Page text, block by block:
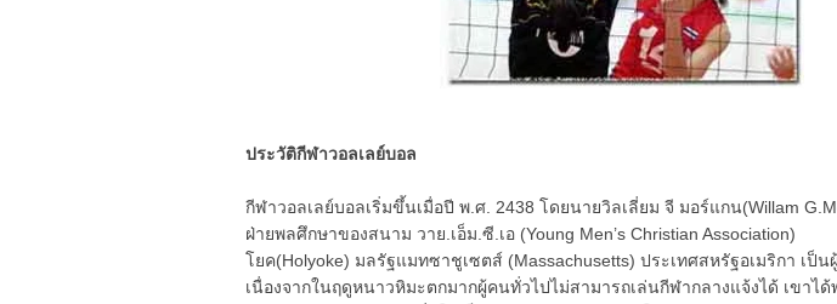
ประวัติกีฬาวอลเลย์บอล
กีฬาวอลเลย์บอลเริ่มขึ้นเมื่อปี พ.ศ. 2438 โดยนายวิลเลี่ยม จี มอร์แกน(Willam
ฝ่ายพลศึกษาของสนาม วาย.เอ็ม.ซี.เอ (Young Men’s Christian
โยค(Holyoke) มลรัฐแมทซาชูเซตส์ (Massachusetts) ประเทศสหรัฐอเมริกา เป็
เนื่องจากในฤดูหนาวหิมะตกมากผู้คนทั่วไปไม่สามารถเล่นกีฬากลางแจ้งได้ เขาไ